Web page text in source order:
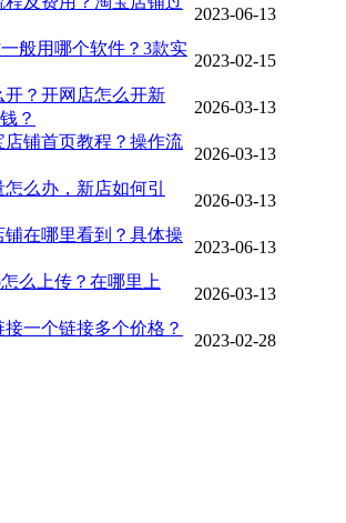
2023-06-13
般用哪个软件？3款实
2023-02-15
开？开网店怎么开新
？
2026-03-13
店铺首页教程？操作流
2026-03-13
么办，新店如何引
2026-03-13
在哪里看到？具体操
2023-06-13
么上传？在哪里上
2026-03-13
一个链接多个价格？
2023-02-28